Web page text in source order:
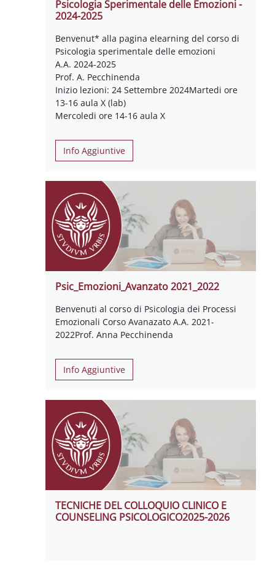
Psicologia Sperimentale delle Emozioni -
2024-2025
Benvenut* alla pagina elearning del corso di
Psicologia sperimentale delle emozioni
A.A. 2024-2025
Prof. A. Pecchinenda
Inizio lezioni: 24 Settembre 2024Martedi ore
13-16 aula X (lab)
Mercoledi ore 14-16 aula X
Info Aggiuntive
Psic_Emozioni_Avanzato 2021_2022
Benvenuti al corso di Psicologia dei Processi
Emozionali Corso Avanazato A.A. 2021-
2022Prof. Anna Pecchinenda
Info Aggiuntive
TECNICHE DEL COLLOQUIO CLINICO E
COUNSELING PSICOLOGICO2025-2026